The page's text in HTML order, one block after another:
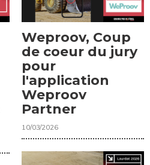
Weproov, Coup
de coeur du jury
pour
l'application
Weproov
Partner
10/03/2026